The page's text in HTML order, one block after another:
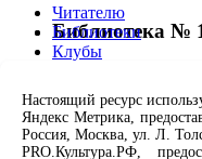
Библиотека №
Информация о
Библиотека №
Читателю
Библиотеки
Клубы
О нас
Партнерам
Сервисы
Настоящий ресурс
Яндекс Метрика,
Россия, Москва, ул. Л.
PRO.Культура.РФ,